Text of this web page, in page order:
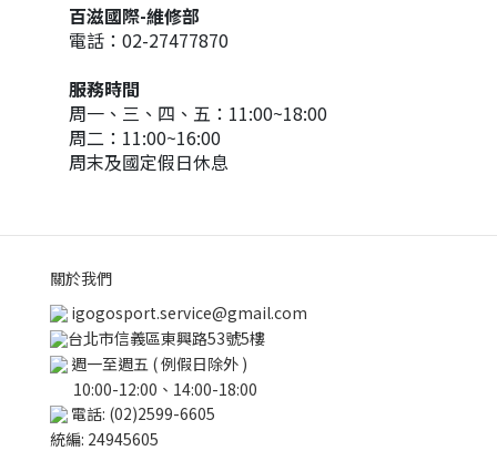
百滋國際-維修部
電話：02-27477870
服務時間
周一、三、四、五：11:00~18:00
周二：11:00~16:00
周末及國定假日休息
關於我們
igogosport.service@gmail.com
台北市信義區東興路53號5樓
週一至週五 ( 例假日除外 )
10:00-12:00、14:00-18:00
電話: (02)2599-6605
統編: 24945605